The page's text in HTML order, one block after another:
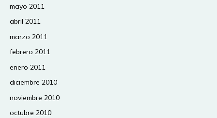
mayo 2011
abril 2011
marzo 2011
febrero 2011
enero 2011
diciembre 2010
noviembre 2010
octubre 2010